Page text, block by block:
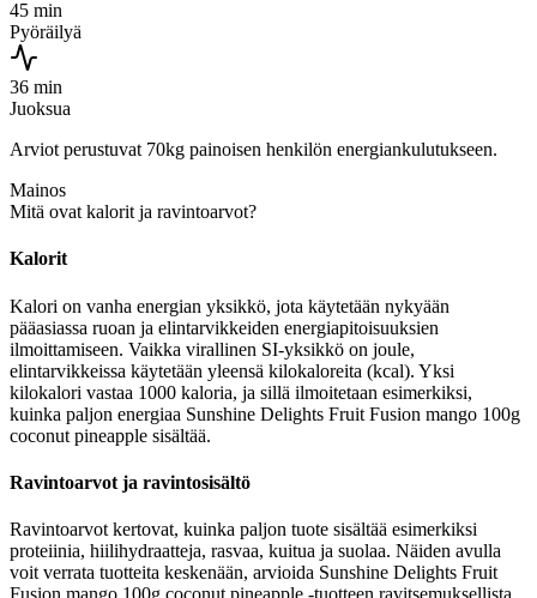
45 min
Pyöräilyä
36 min
Juoksua
Arviot perustuvat 70kg painoisen henkilön energiankulutukseen.
Mainos
Mitä ovat kalorit ja ravintoarvot?
Kalorit
Kalori on vanha energian yksikkö, jota käytetään nykyään
pääasiassa ruoan ja elintarvikkeiden energiapitoisuuksien
ilmoittamiseen. Vaikka virallinen SI-yksikkö on joule,
elintarvikkeissa käytetään yleensä kilokaloreita (kcal). Yksi
kilokalori vastaa 1000 kaloria, ja sillä ilmoitetaan esimerkiksi,
kuinka paljon energiaa Sunshine Delights Fruit Fusion mango 100g
coconut pineapple sisältää.
Ravintoarvot ja ravintosisältö
Ravintoarvot kertovat, kuinka paljon tuote sisältää esimerkiksi
proteiinia, hiilihydraatteja, rasvaa, kuitua ja suolaa. Näiden avulla
voit verrata tuotteita keskenään, arvioida Sunshine Delights Fruit